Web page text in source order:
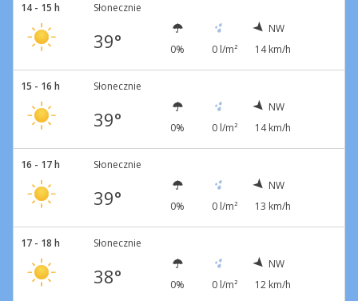
14 - 15 h Słonecznie
39° 0% 0 l/m²
NW
14 km/h
15 - 16 h Słonecznie
39° 0% 0 l/m²
NW
14 km/h
16 - 17 h Słonecznie
39° 0% 0 l/m²
NW
13 km/h
17 - 18 h Słonecznie
38° 0% 0 l/m²
NW
12 km/h